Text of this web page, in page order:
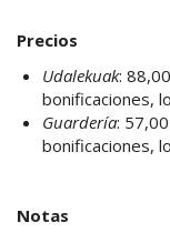
Precios
Udalekuak:
bonificaciones,
Guardería:
bonificaciones,
Notas